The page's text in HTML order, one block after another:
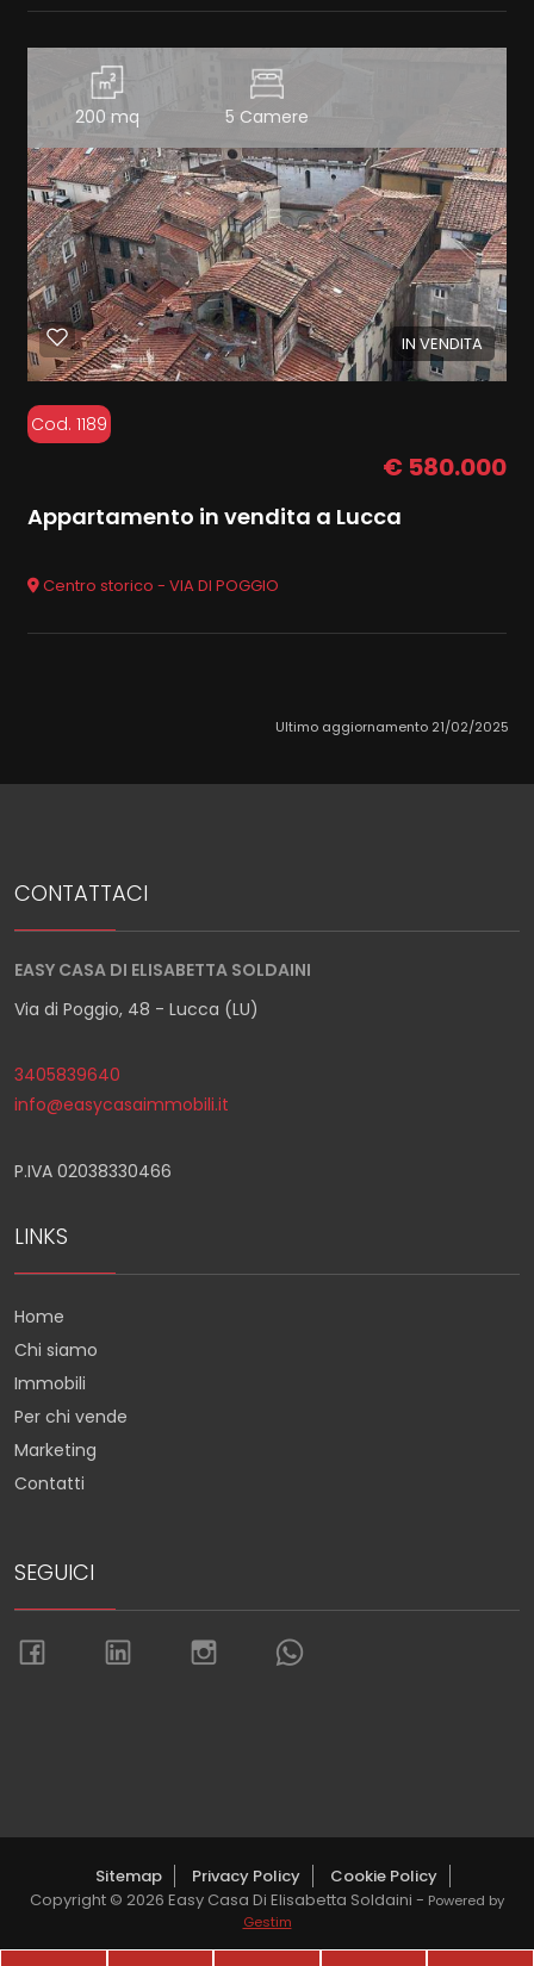
200 mq 5 Camere
IN VENDITA
Cod. 1189
€ 580.000
Appartamento in vendita a Lucca
Centro storico - VIA DI POGGIO
Ultimo aggiornamento 21/02/2025
CONTATTACI
EASY CASA DI ELISABETTA SOLDAINI
Via di Poggio, 48 - Lucca (LU)
3405839640
info@easycasaimmobili.it
P.IVA 02038330466
LINKS
Home
Chi siamo
Immobili
Per chi vende
Marketing
Contatti
SEGUICI
Sitemap Privacy Policy
Cookie Policy
Copyright © 2026 Easy Casa Di Elisabetta Soldaini - Powered by
Gestim